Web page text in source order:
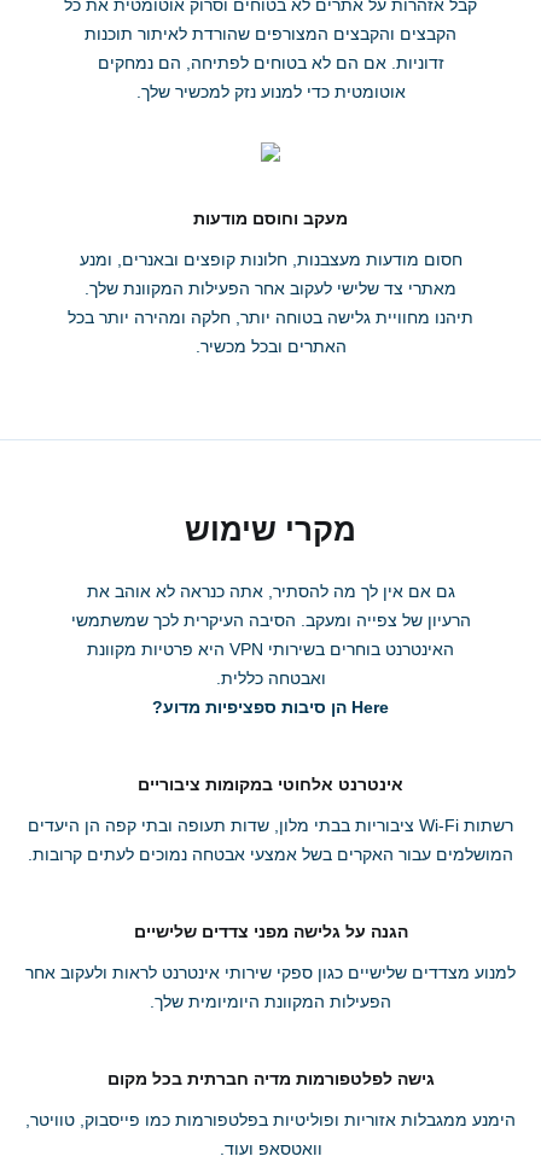
קבל אזהרות על אתרים לא בטוחים וסרוק אוטומטית את כל
הקבצים והקבצים המצורפים שהורדת לאיתור תוכנות
זדוניות. אם הם לא בטוחים לפתיחה, הם נמחקים
אוטומטית כדי למנוע נזק למכשיר שלך.
מעקב וחוסם מודעות
חסום מודעות מעצבנות, חלונות קופצים ובאנרים, ומנע
מאתרי צד שלישי לעקוב אחר הפעילות המקוונת שלך.
תיהנו מחוויית גלישה בטוחה יותר, חלקה ומהירה יותר בכל
האתרים ובכל מכשיר.
מקרי שימוש
גם אם אין לך מה להסתיר, אתה כנראה לא אוהב את
הרעיון של צפייה ומעקב. הסיבה העיקרית לכך שמשתמשי
האינטרנט בוחרים בשירותי VPN היא פרטיות מקוונת
ואבטחה כללית.
Here הן סיבות ספציפיות מדוע?
אינטרנט אלחוטי במקומות ציבוריים
רשתות Wi-Fi ציבוריות בבתי מלון, שדות תעופה ובתי קפה הן היעדים
המושלמים עבור האקרים בשל אמצעי אבטחה נמוכים לעתים קרובות.
הגנה על גלישה מפני צדדים שלישיים
למנוע מצדדים שלישיים כגון ספקי שירותי אינטרנט לראות ולעקוב אחר
הפעילות המקוונת היומיומית שלך.
גישה לפלטפורמות מדיה חברתית בכל מקום
הימנע ממגבלות אזוריות ופוליטיות בפלטפורמות כמו פייסבוק, טוויטר,
וואטסאפ ועוד.